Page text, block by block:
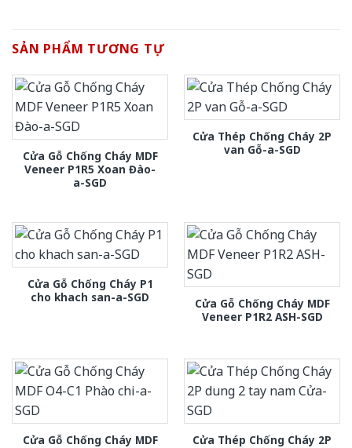
SẢN PHẨM TƯƠNG TỰ
Cửa Gỗ Chống Cháy MDF
Veneer P1R5 Xoan Đào-
a-SGD
Cửa Thép Chống Cháy 2P
van Gỗ-a-SGD
Cửa Gỗ Chống Cháy P1
cho khach san-a-SGD
Cửa Gỗ Chống Cháy MDF
Veneer P1R2 ASH-SGD
Cửa Gỗ Chống Cháy MDF
Cửa Thép Chống Cháy 2P